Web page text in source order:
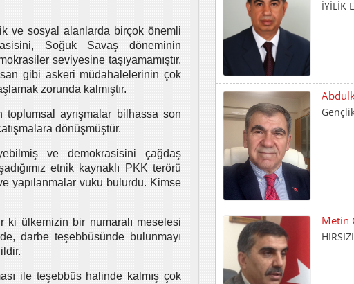
ve sosyal alanlarda birçok önemli
Soğuk Savaş döneminin
seviyesine taşıyamamıştır.
gibi askeri müdahalelerinin çok
zorunda kalmıştır.
ayrışmalar bilhassa son
dönüşmüştür.
ve demokrasisini çağdaş
etnik kaynaklı PKK terörü
yapılanmalar vuku bulurdu. Kimse
ki ülkemizin bir numaralı meselesi
darbe teşebbüsünde bulunmayı
ile teşebbüs halinde kalmış çok